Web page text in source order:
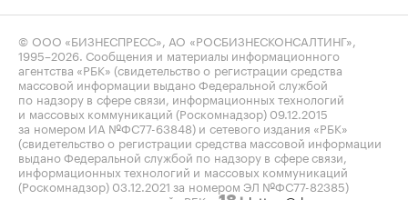
© ООО «БИЗНЕСПРЕСС», АО «РОСБИЗНЕСКОНСАЛТИНГ»,
1995–2026 . Сообщения и материалы информационного
агентства «РБК» (свидетельство о регистрации средства
массовой информации выдано Федеральной службой
по надзору в сфере связи, информационных технологий
и массовых коммуникаций (Роскомнадзор) 09.12.2015
за номером ИА №ФС77-63848) и сетевого издания «РБК»
(свидетельство о регистрации средства массовой информации
выдано Федеральной службой по надзору в сфере связи,
информационных технологий и массовых коммуникаций
(Роскомнадзор) 03.12.2021 за номером ЭЛ №ФС77-82385)